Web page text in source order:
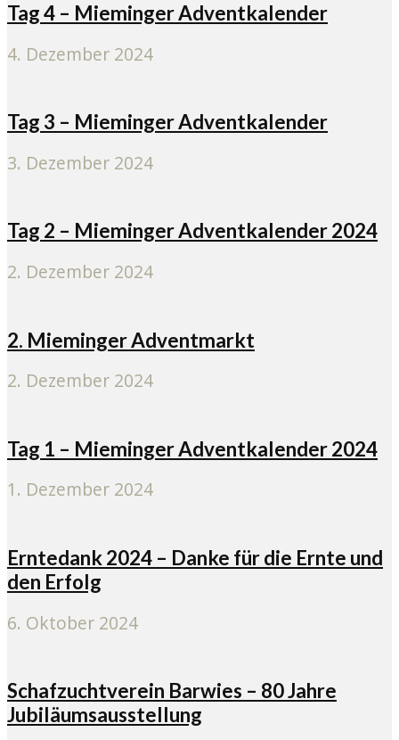
Tag 4 – Mieminger Adventkalender
4. Dezember 2024
Tag 3 – Mieminger Adventkalender
3. Dezember 2024
Tag 2 – Mieminger Adventkalender 2024
2. Dezember 2024
2. Mieminger Adventmarkt
2. Dezember 2024
Tag 1 – Mieminger Adventkalender 2024
1. Dezember 2024
Erntedank 2024 – Danke für die Ernte und
den Erfolg
6. Oktober 2024
Schafzuchtverein Barwies – 80 Jahre
Jubiläumsausstellung